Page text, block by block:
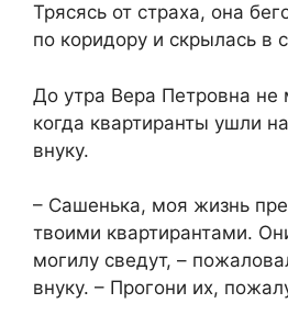
Трясясь от страха, она
по коридору и скрылась в
До утра Вера Петровна не
когда квартиранты ушли
внуку.
– Сашенька, моя жизнь
твоими квартирантами.
могилу сведут, –
внуку. – Прогони их,